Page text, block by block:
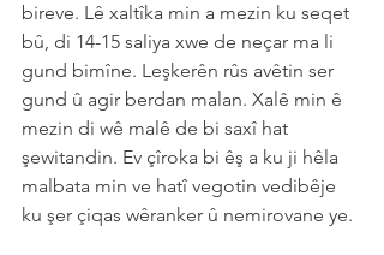
bireve. Lê xaltîka min a mezin ku seqet
bû, di 14-15 saliya xwe de neçar ma li
gund bimîne. Leşkerên rûs avêtin ser
gund û agir berdan malan. Xalê min ê
mezin di wê malê de bi saxî hat
şewitandin. Ev çîroka bi êş a ku ji hêla
malbata min ve hatî vegotin vedibêje
ku şer çiqas wêranker û nemirovane ye.